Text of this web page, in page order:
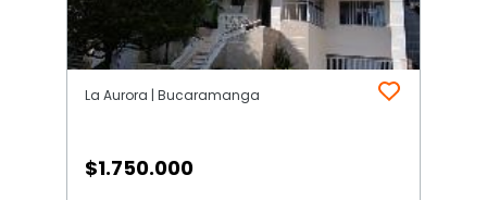
La Aurora | Bucaramanga
$1.750.000